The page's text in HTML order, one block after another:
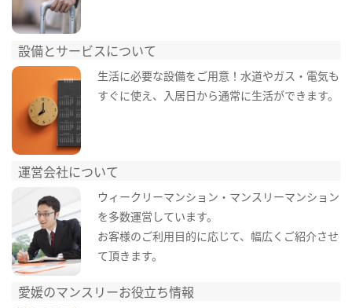
設備とサービスについて
生活に必要な設備をご用意！水道やガス・電気も
すぐに使え、入居日から通常に生活ができます。
運営会社について
ウィークリーマンション・マンスリーマンション
を多数運営しています。
お客様のご利用目的に応じて、幅広くご紹介させ
て頂きます。
愛媛のマンスリーお役立ち情報